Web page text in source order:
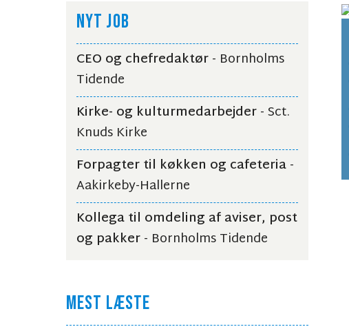
NYT JOB
CEO og chefredaktør- Bornholms
Tidende
Kirke- og kulturmedarbejder- Sct.
Knuds Kirke
Forpagter til køkken og cafeteria-
Aakirkeby-Hallerne
Kollega til omdeling af aviser, post
og pakker- Bornholms Tidende
MEST LÆSTE